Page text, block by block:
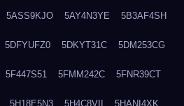
5ASS9KJO 5AY4N3YE 5B3AF4SH
5DFYUFZ0 5DKYT31C 5DM253CG
5F447S51 5FMM242C 5FNR39CT
5H18E5N3 5H4C8VII 5HANI4XK